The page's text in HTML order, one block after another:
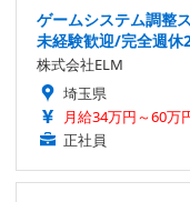
ゲームシステム調整
未経験歓迎/完全週休
株式会社ELM
埼玉県
月給34万円～60万
正社員